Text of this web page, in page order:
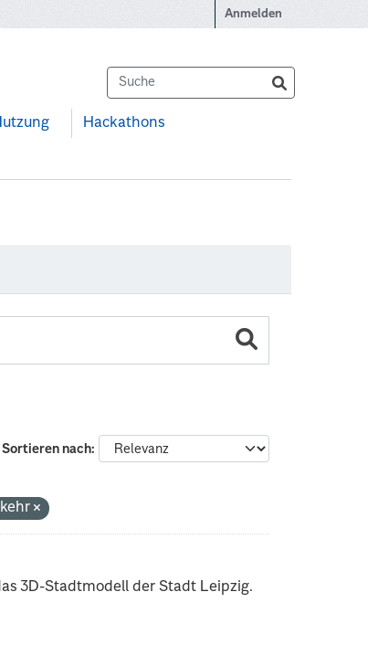
Anmelden
Hackathons
Sortieren nach
3D-Stadtmodell der Stadt Leipzig.